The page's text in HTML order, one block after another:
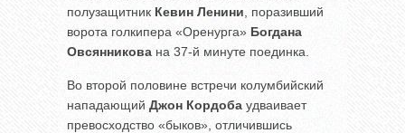
полузащитник Кевин Ленини , поразивший
ворота голкипера «Оренурга» Богдана
Овсянникова на 37-й минуте поединка.
Во второй половине встречи колумбийский
нападающий Джон Кордоба удваивает
превосходство «быков», отличившись